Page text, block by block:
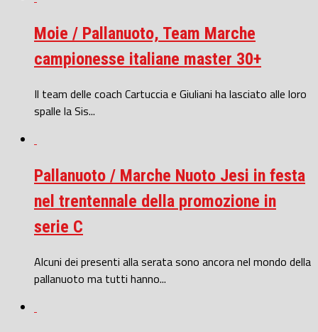
Moie / Pallanuoto, Team Marche
campionesse italiane master 30+
Il team delle coach Cartuccia e Giuliani ha lasciato alle loro
spalle la Sis...
Pallanuoto / Marche Nuoto Jesi in festa
nel trentennale della promozione in
serie C
Alcuni dei presenti alla serata sono ancora nel mondo della
pallanuoto ma tutti hanno...